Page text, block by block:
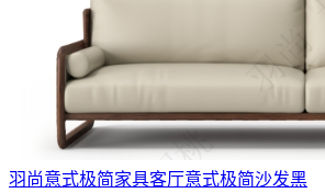
羽尚意式极简家具客厅意式极简沙发黑